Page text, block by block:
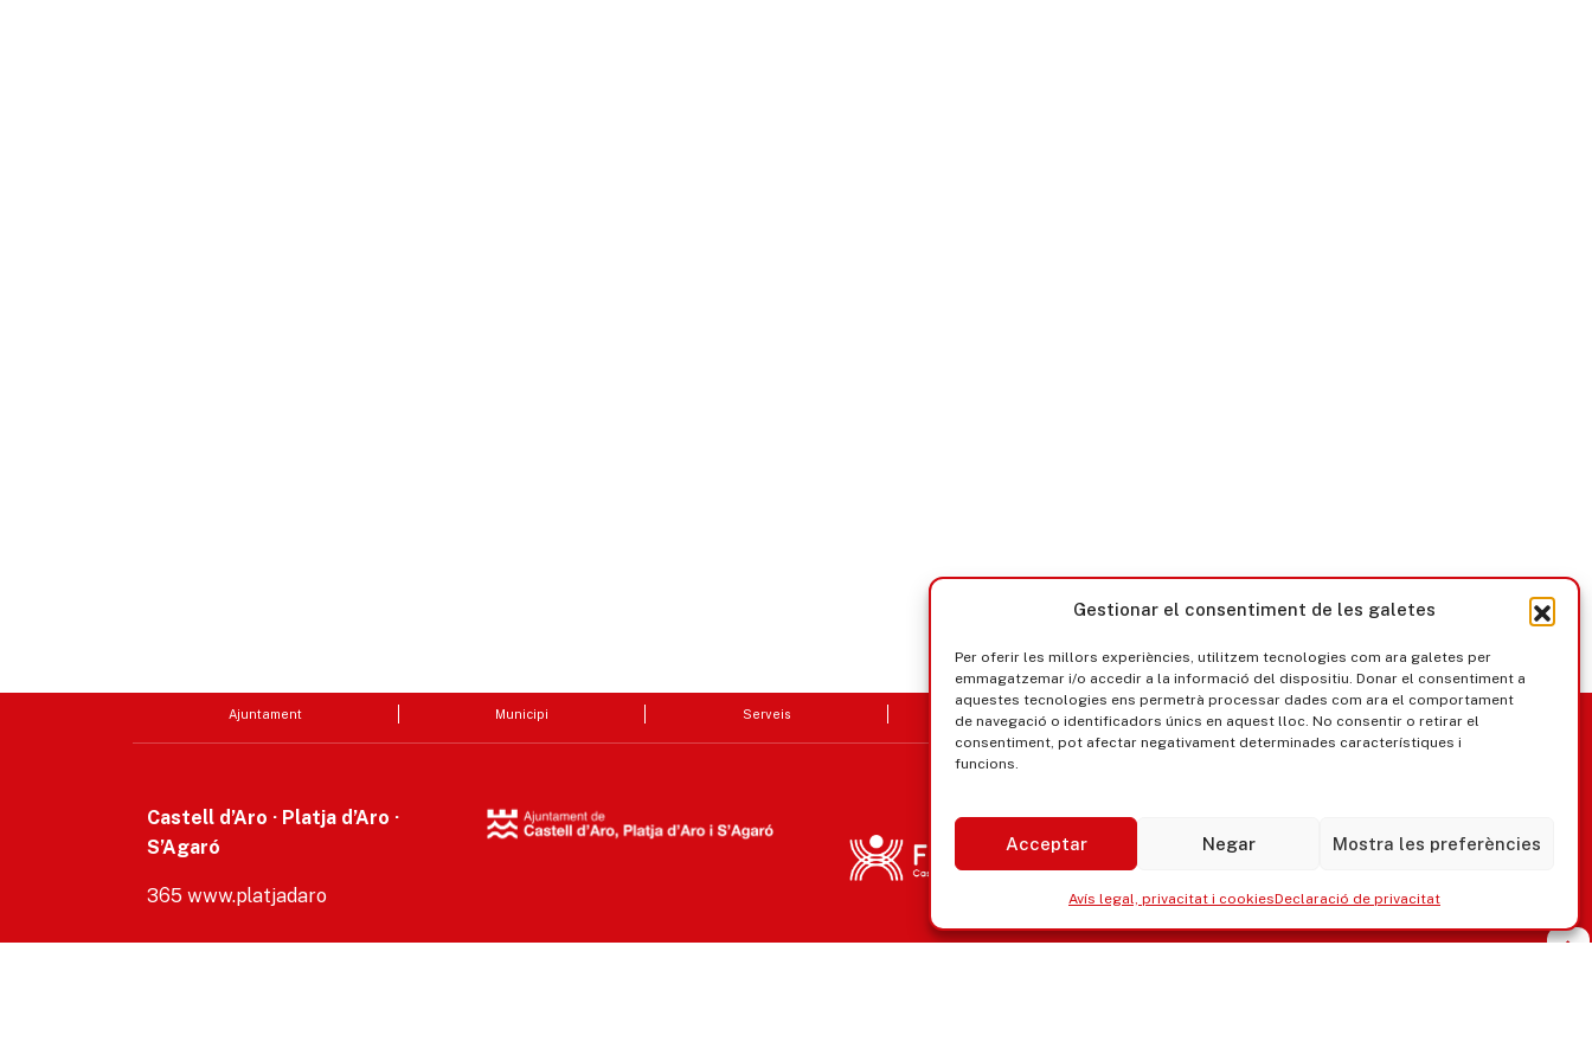
Gestionar el consentiment de les galetes
Per oferir les millors experiències, utilitzem tecnologies com ara galetes per
emmagatzemar i/o accedir a la informació del dispositiu. Donar el consentiment a
aquestes tecnologies ens permetrà processar dades com ara el comportament
de navegació o identificadors únics en aquest lloc. No consentir o retirar el
consentiment, pot afectar negativament determinades característiques i
funcions.
Acceptar Negar Mostra les preferències
Avís legal, privacitat i cookiesDeclaració de privacitat
Ajuntament Municipi Serveis Seu electrònica Govern obert
Castell d’Aro · Platja d’Aro ·
S’Agaró
365 www.platjadaro